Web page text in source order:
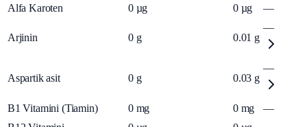
Alfa Karoten 0 µg 0 µg —
Arjinin 0 g 0.01 g
—
Aspartik asit 0 g 0.03 g
—
B1 Vitamini (Tiamin) 0 mg 0 mg
—